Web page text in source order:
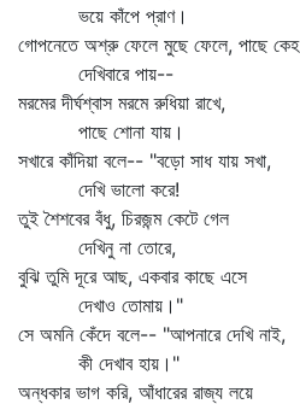
ভয়ে কাঁপে প্রাণ।
গোপনেতে অশ্রু ফেলে মুছে ফেলে, পাছে কেহ
দেখিবারে পায়--
মরমের দীর্ঘশ্বাস মরমে রুধিয়া রাখে,
পাছে শোনা যায়।
সখারে কাঁদিয়া বলে-- "বড়ো সাধ যায় সখা,
দেখি ভালো করে!
তুই শৈশবের বঁধু, চিরজন্ম কেটে গেল
দেখিনু না তোরে,
বুঝি তুমি দূরে আছ, একবার কাছে এসে
দেখাও তোমায়।"
সে অমনি কেঁদে বলে-- "আপনারে দেখি নাই,
কী দেখাব হায়।"
অন্ধকার ভাগ করি, আঁধারের রাজ্য লয়ে